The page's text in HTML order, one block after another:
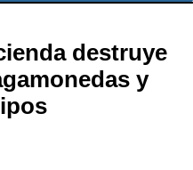
destruye
y